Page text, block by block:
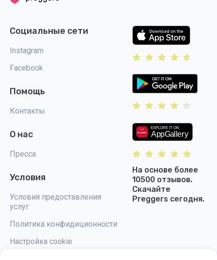
Социальные сети
Instagram
Facebook
Помощь
Контакты
О нас
Пресса
Условия
Условия предоставления
услуг
Политика конфидиционности
Настройка cookie
На основе более
10500 отзывов.
Скачайте
Preggers сегодня.